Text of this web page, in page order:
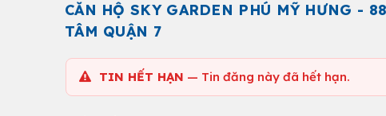
CĂN HỘ SKY GARDEN PHÚ MỸ HƯNG -
TÂM QUẬN 7
TIN HẾT HẠN — Tin đăng này đã hết hạn.